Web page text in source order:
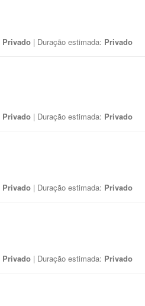
Privado | Duração estimada: Privado
Privado | Duração estimada: Privado
Privado | Duração estimada: Privado
Privado | Duração estimada: Privado